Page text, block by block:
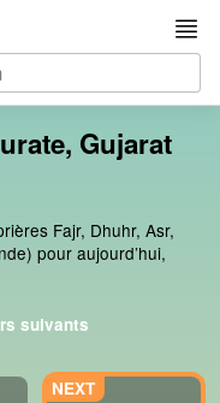
Gujarat
Fajr, Dhuhr, Asr,
pour aujourd’hui,
suivants